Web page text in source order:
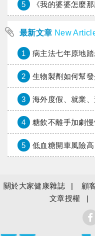
5 《我的婆婆怎麼那麼可愛》婆
最新文章 New
1 病主法七年原地
2 生物製劑如何幫發炎性腸道
3 海外度假、就業、遊學保障加倍
4 糖飲不離手加劇慢
5 低血糖開車風險
關於大家健康雜誌 顧
文章授權